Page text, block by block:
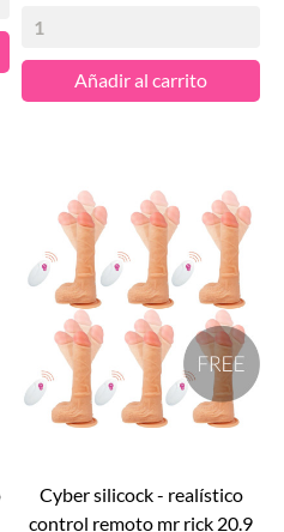
Añadir al carrito
cyber silicock - realístico
control remoto mr rick 20.9